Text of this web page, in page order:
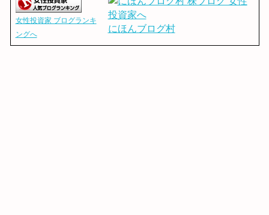
女性投資家 ブログランキ
ングへ
にほんブログ村